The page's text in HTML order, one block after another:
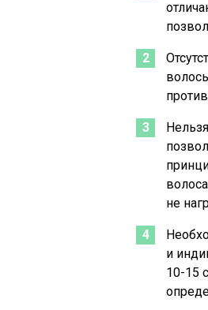
не
и
10-15